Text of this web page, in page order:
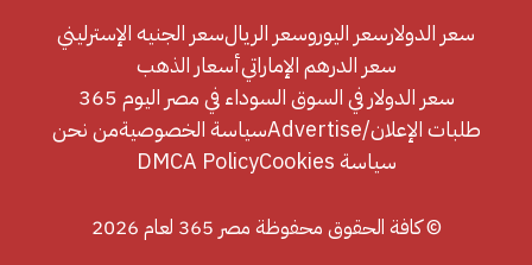
سعر الدولارسعر اليوروسعر الريالسعر الجنيه الإسترليني
سعر الدرهم الإماراتيأسعار الذهب
سعر الدولار في السوق السوداء في مصر اليوم 365
طلبات الإعلان/Advertise
سياسة الخصوصيةمن نحن
سياسة Cookies
DMCA Policy
© كافة الحقوق محفوظة مصر 365 لعام 2026